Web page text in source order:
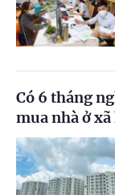
Có 6 tháng
mua nhà ở